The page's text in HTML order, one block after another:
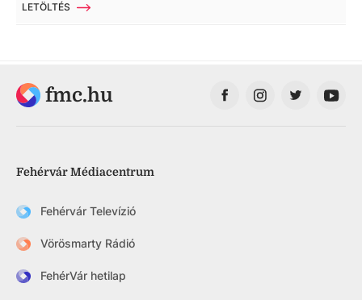
LETÖLTÉS
fmc.hu
Fehérvár Médiacentrum
Fehérvár Televízió
Vörösmarty Rádió
FehérVár hetilap